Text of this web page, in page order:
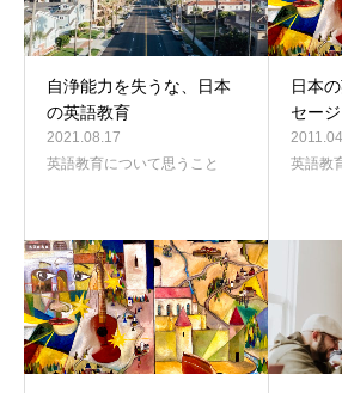
自浄能力を失うな、日本
の英語教育
2021.08.17
英語教育について思うこと
日本
セージ
英語教